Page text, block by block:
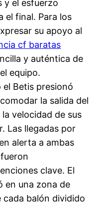
y el esfuerzo
el final. Para los
su apoyo al
cf baratas
y auténtica de
equipo.
Betis presionó
la salida del
velocidad de sus
Las llegadas por
alerta a ambas
clave. El
en una zona de
balón dividido